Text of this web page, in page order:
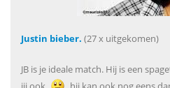
Justin bieber. (27 x uitgekomen)
JB is je ideale match. Hij is een